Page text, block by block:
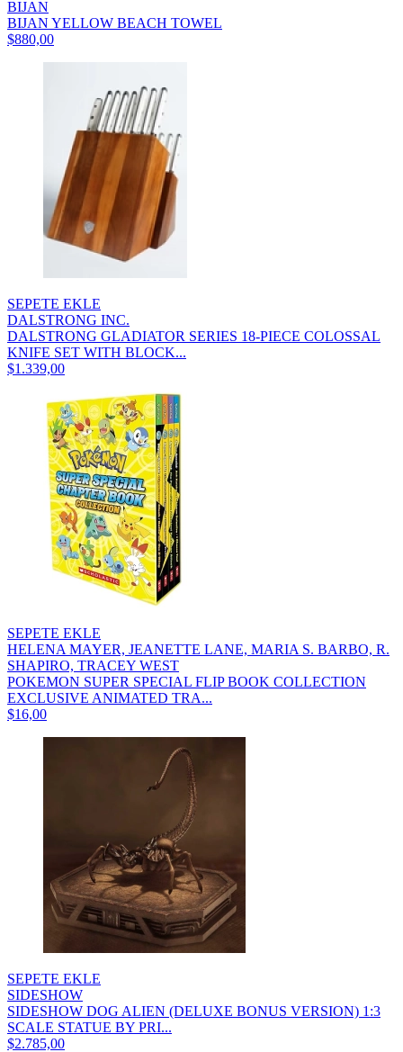
BIJAN
BIJAN YELLOW BEACH TOWEL
$880,00
SEPETE EKLE
DALSTRONG INC.
DALSTRONG GLADIATOR SERIES 18-PIECE COLOSSAL
KNIFE SET WITH BLOCK...
$1.339,00
SEPETE EKLE
HELENA MAYER, JEANETTE LANE, MARIA S. BARBO, R.
SHAPIRO, TRACEY WEST
POKEMON SUPER SPECIAL FLIP BOOK COLLECTION
EXCLUSIVE ANIMATED TRA...
$16,00
SEPETE EKLE
SIDESHOW
SIDESHOW DOG ALIEN (DELUXE BONUS VERSION) 1:3
SCALE STATUE BY PRI...
$2.785,00